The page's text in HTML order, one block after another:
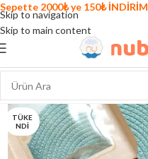
Skip to navigation
Skip to main content
TÜKE
NDI
Sepette 2000₺ ye 150₺ İNDİRİM